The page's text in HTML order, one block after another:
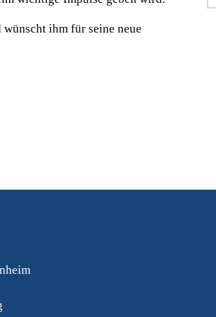
ihm für seine neue